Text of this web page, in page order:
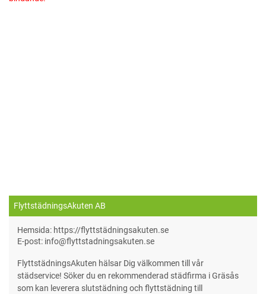
FlyttstädningsAkuten AB
Hemsida: https://flyttstädningsakuten.se
E-post: info@flyttstadningsakuten.se
FlyttstädningsAkuten hälsar Dig välkommen till vår
städservice! Söker du en rekommenderad städfirma i Gräsås
som kan leverera slutstädning och flyttstädning till